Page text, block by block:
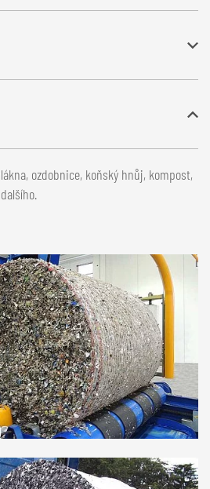
hmoty o zrnitosti až 50 mm
vlna, kůrový mulč nebo piliny
ozdobnice, koňský hnůj, kompost,